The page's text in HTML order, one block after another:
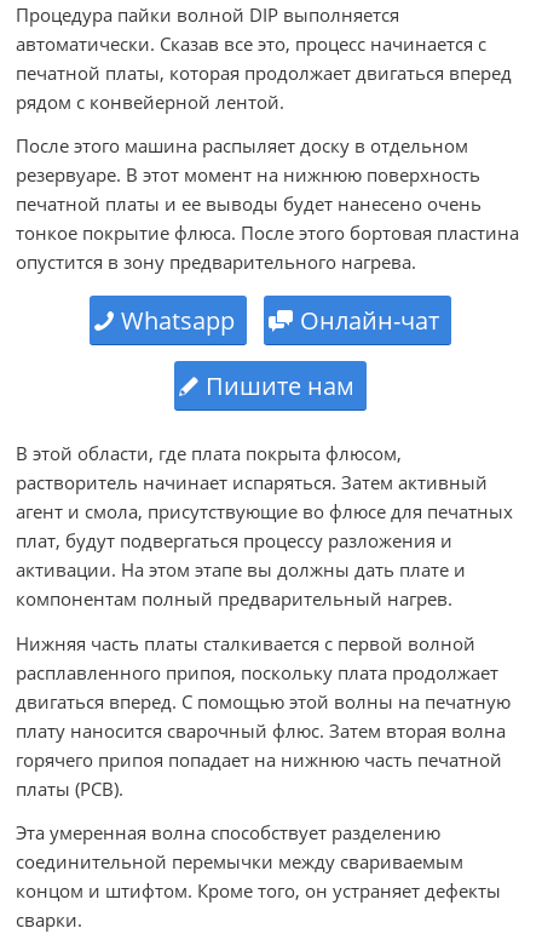
Процедура пайки волной DIP выполняется
автоматически. Сказав все это, процесс начинается с
печатной платы, которая продолжает двигаться вперед
рядом с конвейерной лентой.
После этого машина распыляет доску в отдельном
резервуаре. В этот момент на нижнюю поверхность
печатной платы и ее выводы будет нанесено очень
тонкое покрытие флюса. После этого бортовая пластина
опустится в зону предварительного нагрева.
Whatsapp
Онлайн-чат
Пишите нам
В этой области, где плата покрыта флюсом,
растворитель начинает испаряться. Затем активный
агент и смола, присутствующие во флюсе для печатных
плат, будут подвергаться процессу разложения и
активации. На этом этапе вы должны дать плате и
компонентам полный предварительный нагрев.
Нижняя часть платы сталкивается с первой волной
расплавленного припоя, поскольку плата продолжает
двигаться вперед. С помощью этой волны на печатную
плату наносится сварочный флюс. Затем вторая волна
горячего припоя попадает на нижнюю часть печатной
платы (PCB).
Эта умеренная волна способствует разделению
соединительной перемычки между свариваемым
концом и штифтом. Кроме того, он устраняет дефекты
сварки.